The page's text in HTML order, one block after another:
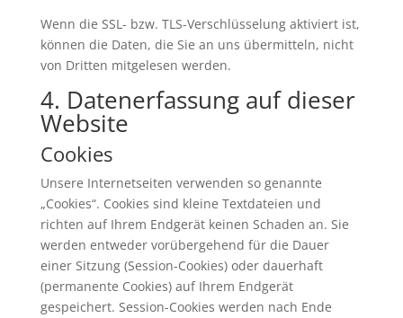
Wenn die SSL- bzw. TLS-Verschlüsselung aktiviert ist,
können die Daten, die Sie an uns übermitteln, nicht
von Dritten mitgelesen werden.
4. Datenerfassung auf dieser
Website
Cookies
Unsere Internetseiten verwenden so genannte
„Cookies“. Cookies sind kleine Textdateien und
richten auf Ihrem Endgerät keinen Schaden an. Sie
werden entweder vorübergehend für die Dauer
einer Sitzung (Session-Cookies) oder dauerhaft
(permanente Cookies) auf Ihrem Endgerät
gespeichert. Session-Cookies werden nach Ende